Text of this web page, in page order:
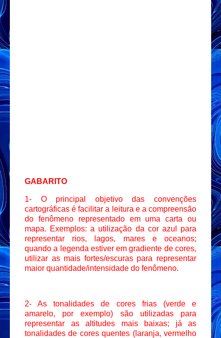
GABARITO
1- O principal objetivo das convenções
cartográficas é facilitar a leitura e a compreensão
do fenômeno representado em uma carta ou
mapa. Exemplos: a utilização da cor azul para
representar rios, lagos, mares e oceanos;
quando a legenda estiver em gradiente de cores,
utilizar as mais fortes/escuras para representar
maior quantidade/intensidade do fenômeno.
2- As tonalidades de cores frias (verde e
amarelo, por exemplo) são utilizadas para
representar as altitudes mais baixas; já as
tonalidades de cores quentes (laranja, vermelho